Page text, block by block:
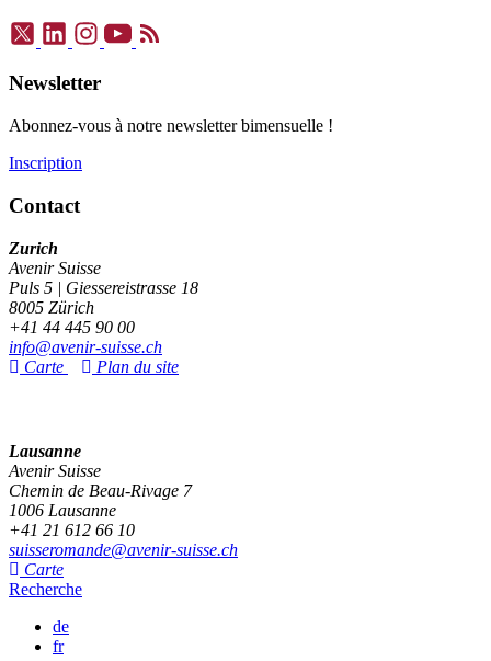
Newsletter
Abonnez-vous à notre newsletter bimensuelle !
Inscription
Contact
Zurich
Avenir Suisse
Puls 5 | Giessereistrasse 18
8005 Zürich
+41 44 445 90 00
info@avenir-suisse.ch
Carte
Plan du site
Lausanne
Avenir Suisse
Chemin de Beau-Rivage 7
1006 Lausanne
+41 21 612 66 10
suisseromande@avenir-suisse.ch
Carte
Recherche
de
fr